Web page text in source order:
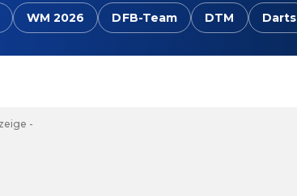
WM 2026 DFB-Team DTM Darts
-